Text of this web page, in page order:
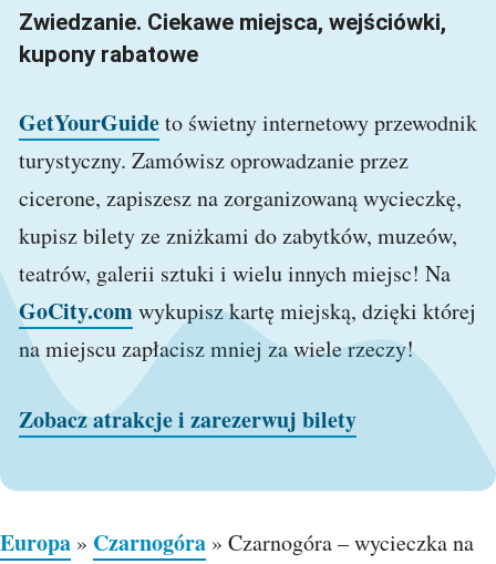
Zwiedzanie. Ciekawe miejsca, wejściówki,
kupony rabatowe
GetYourGuideto świetny internetowy przewodnik
turystyczny. Zamówisz oprowadzanie przez
cicerone, zapiszesz na zorganizowaną wycieczkę,
kupisz bilety ze zniżkami do zabytków, muzeów,
teatrów, galerii sztuki i wielu innych miejsc! Na
GoCity.comwykupisz kartę miejską, dzięki której
na miejscu zapłacisz mniej za wiele rzeczy!
Zobacz atrakcje i zarezerwuj bilety
Europa » Czarnogóra » Czarnogóra – wycieczka na